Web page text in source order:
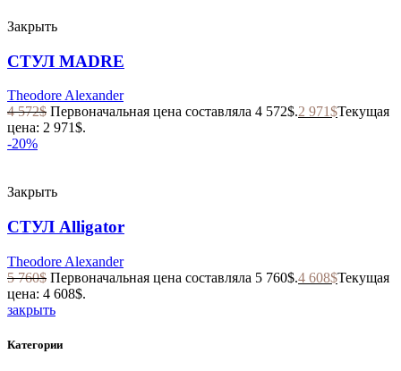
Закрыть
СТУЛ MADRE
Theodore Alexander
4 572$ Первоначальная цена составляла 4 572$.2 971$Текущая
цена: 2 971$.
-20%
Закрыть
СТУЛ Alligator
Theodore Alexander
5 760$ Первоначальная цена составляла 5 760$.4 608$Текущая
цена: 4 608$.
закрыть
Категории